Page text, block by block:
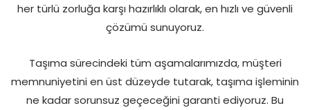
her türlü zorluğa karşı hazırlıklı olarak, en hızlı ve güvenli
çözümü sunuyoruz.
Taşıma sürecindeki tüm aşamalarımızda, müşteri
memnuniyetini en üst düzeyde tutarak, taşıma işleminin
ne kadar sorunsuz geçeceğini garanti ediyoruz. Bu